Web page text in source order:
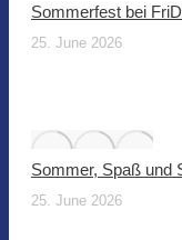
Sommerfest bei
25. June 2026
Sommer, Spaß und
25. June 2026